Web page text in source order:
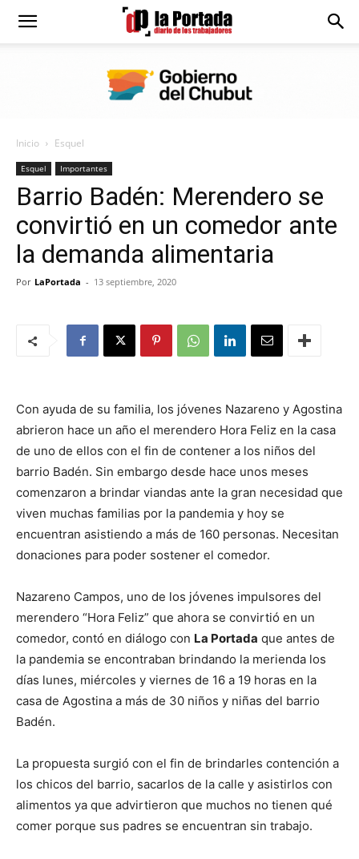
Diario
Portada
Inicio Esquel
Esquel Importantes
Barrio Badén: Merendero se
convirtió en un comedor ante
la demanda alimentaria
Por LaPortada - 13 septiembre, 2020
Con ayuda de su familia, los jóvenes Nazareno y Agostina
abrieron hace un año el merendero Hora Feliz en la casa
de uno de ellos con el fin de contener a los niños del
barrio Badén. Sin embargo desde hace unos meses
comenzaron a brindar viandas ante la gran necesidad que
viven muchas familias por la pandemia y hoy se
encuentran asistiendo a más de 160 personas. Necesitan
donaciones para poder sostener el comedor.
Nazareno Campos, uno de los jóvenes impulsores del
merendero “Hora Feliz” que ahora se convirtió en un
comedor, contó en diálogo con La Portada que antes de
la pandemia se encontraban brindando la merienda los
días lunes, miércoles y viernes de 16 a 19 horas en la
casa de Agostina a más de 30 niños y niñas del barrio
Badén.
La propuesta surgió con el fin de brindarles contención a
los chicos del barrio, sacarlos de la calle y asistirlos con
alimentos ya que advirtieron que muchos no tienen qué
comer porque sus padres se encuentran sin trabajo.